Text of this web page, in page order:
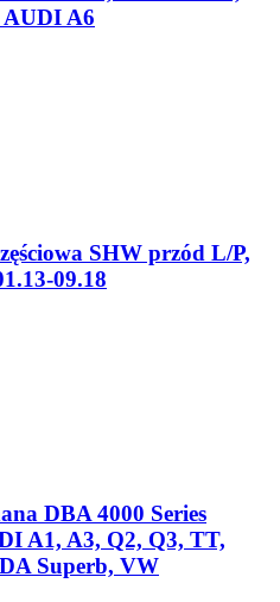
AUDI A6
SHW przód L/P,
09.18
DBA 4000 Series
A1, A3, Q2, Q3, TT,
Superb, VW